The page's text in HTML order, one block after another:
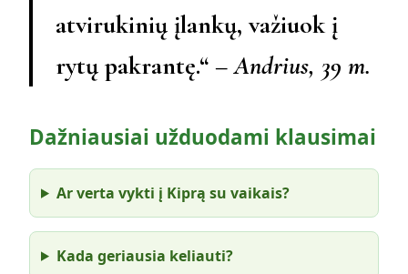
atvirukinių įlankų, važiuok į
rytų pakrantę.“ –Andrius, 39 m.
Dažniausiai užduodami klausimai
Ar verta vykti į Kiprą su vaikais?
Kada geriausia keliauti?